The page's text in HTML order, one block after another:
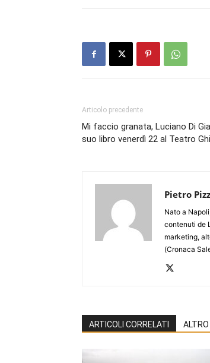
Articolo precedente
Mi faccio granata, Luciano Di
suo libro venerdì 22 al Teatro
Pietro
Nato a
contenuti de
marketing,
(Cronaca
ARTICOLI CORRELATI